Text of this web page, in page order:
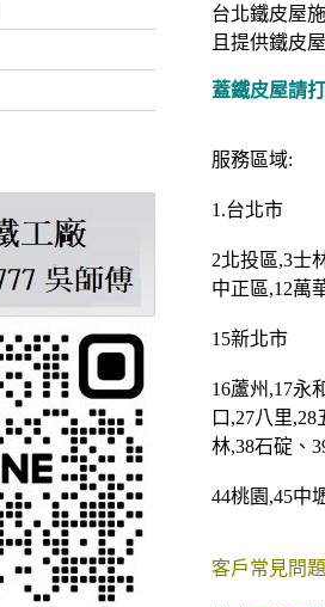
台北鐵皮屋
且提供鐵皮
蓋鐵皮屋請
服務區域:
1.台北市
2北投區,3士
中正區,12萬
15新北市
16蘆州 ,17永
口 ,27八里,28
林,38石碇 、
44桃園 ,45中
客戶常見問